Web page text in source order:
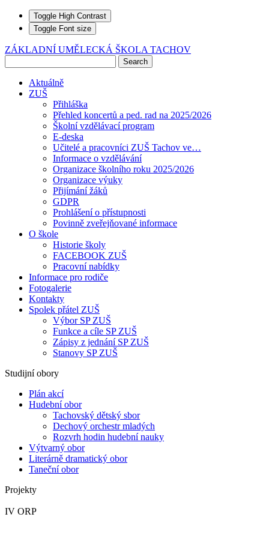
Toggle High Contrast
Toggle Font size
ZÁKLADNÍ UMĚLECKÁ ŠKOLA TACHOV
Aktuálně
ZUŠ
Přihláška
Přehled koncertů a ped. rad na 2025/2026
Školní vzdělávací program
E-deska
Učitelé a pracovníci ZUŠ Tachov ve…
Informace o vzdělávání
Organizace školního roku 2025/2026
Organizace výuky
Přijímání žáků
GDPR
Prohlášení o přístupnosti
Povinně zveřejňované informace
O škole
Historie školy
FACEBOOK ZUŠ
Pracovní nabídky
Informace pro rodiče
Fotogalerie
Kontakty
Spolek přátel ZUŠ
Výbor SP ZUŠ
Funkce a cíle SP ZUŠ
Zápisy z jednání SP ZUŠ
Stanovy SP ZUŠ
Studijní obory
Plán akcí
Hudební obor
Tachovský dětský sbor
Dechový orchestr mladých
Rozvrh hodin hudební nauky
Výtvarný obor
Literárně dramatický obor
Taneční obor
Projekty
IV ORP